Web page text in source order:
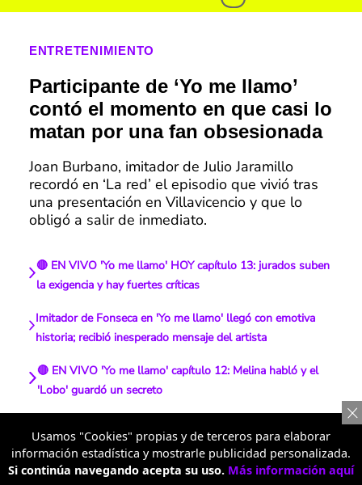
ENTRETENIMIENTO
Participante de ‘Yo me llamo’
contó el momento en que casi lo
matan por una fan obsesionada
Joan Burbano, imitador de Julio Jaramillo
recordó en ‘La red’ el episodio que vivió tras
una presentación en Villavicencio y que lo
obligó a salir de inmediato.
🔴 EN VIVO 'Yo me llamo' HOY capítulo 13: jurados suben
la exigencia y hay fuertes críticas
Imitador de Fonseca en 'Yo me llamo' llegó con emotiva
historia; recibió inesperado mensaje del artista
🔴 EN VIVO 'Yo me llamo' capítulo 12: Melina habló y el
'Lobo' guardó un secreto
con tres personajes y ninguno le salió
Usamos "Cookies" propias y de terceros para elaborar
información estadística y mostrarle publicidad personalizada.
Si continúa navegando acepta su uso. Más información aquí